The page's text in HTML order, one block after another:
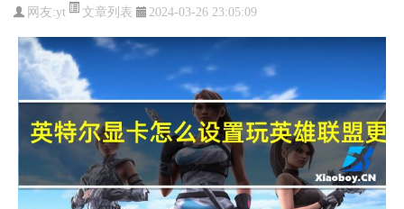
网友:yt 文章列表 2024-03-26 23:05:09